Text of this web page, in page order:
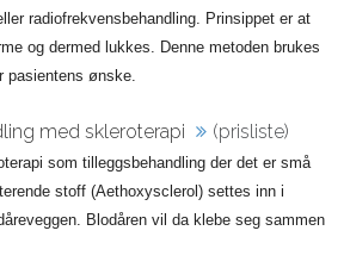
radiofrekvensbehandling. Prinsippet er at
og dermed lukkes. Denne metoden brukes
pasientens ønske.
med skleroterapi (prisliste)
som tilleggsbehandling der det er små
stoff (Aethoxysclerol) settes inn i
Blodåren vil da klebe seg sammen